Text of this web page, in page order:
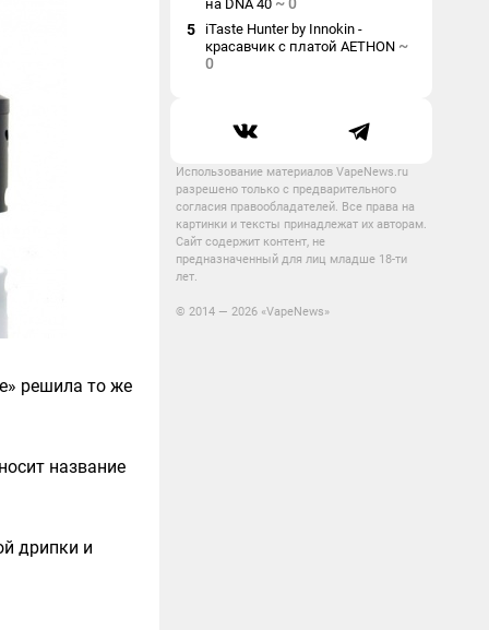
решила то же
название
дрипки и
на DNA 40
5
iTaste Hunter by Innokin -
красавчик с платой AETHON ~
0
Использование материалов VapeNews.ru
разрешено только с предварительного
согласия правообладателей. Все права на
картинки и тексты принадлежат их авторам.
Сайт содержит контент, не
предназначенный для лиц младше 18-ти
лет.
© 2014 — 2026 «VapeNews»